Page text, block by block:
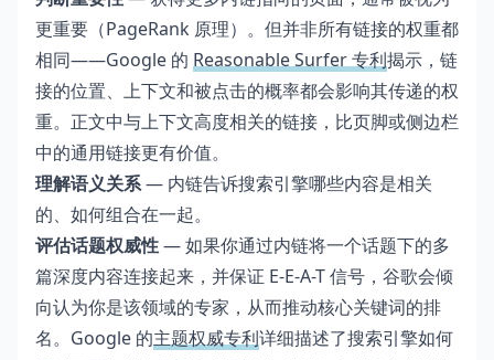
更重要（PageRank 原理）。但并非所有链接的权重都
相同——Google 的 Reasonable Surfer 专利揭示，链
接的位置、上下文和被点击的概率都会影响其传递的权
重。正文中与上下文高度相关的链接，比页脚或侧边栏
中的通用链接更有价值。
理解语义关系— 内链告诉搜索引擎哪些内容是相关
的、如何组合在一起。
评估话题权威性— 如果你通过内链将一个话题下的多
篇深度内容连接起来，并保证 E-E-A-T 信号，谷歌会倾
向认为你是该领域的专家，从而推动核心关键词的排
名。Google 的主题权威专利详细描述了搜索引擎如何